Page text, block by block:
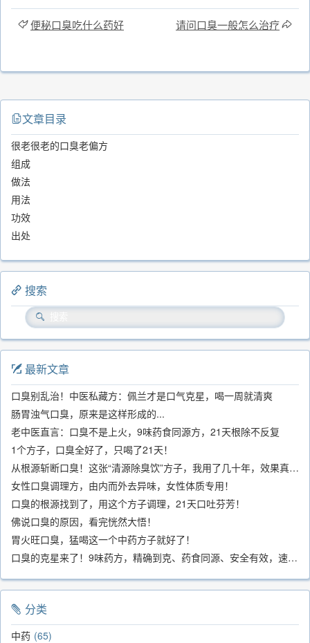
便秘口臭吃什么药好 请问口臭一般怎么治疗
文章目录
很老很老的口臭老偏方
组成
做法
用法
功效
出处
搜索
最新文章
口臭别乱治！中医私藏方：佩兰才是口气克星，喝一周就清爽
肠胃浊气口臭，原来是这样形成的...
老中医直言：口臭不是上火，9味药食同源方，21天根除不反复
1个方子，口臭全好了，只喝了21天！
从根源斩断口臭！这张“清源除臭饮”方子，我用了几十年，效果真不错
女性口臭调理方，由内而外去异味，女性体质专用！
口臭的根源找到了，用这个方子调理，21天口吐芬芳！
佛说口臭的原因，看完恍然大悟！
胃火旺口臭，猛喝这一个中药方子就好了！
口臭的克星来了！9味药方，精确到克、药食同源、安全有效，速看！
分类
中药 65